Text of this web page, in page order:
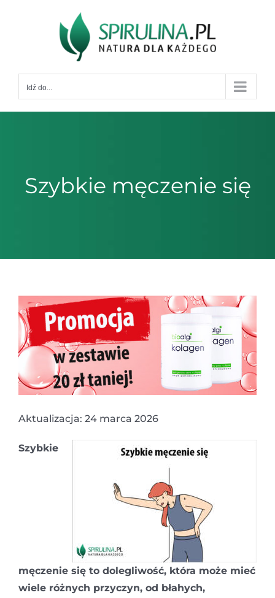
Idź do...
Szybkie męczenie się
Aktualizacja: 24 marca 2026
Szybkie
męczenie się to dolegliwość, która może mieć
wiele różnych przyczyn, od błahych,